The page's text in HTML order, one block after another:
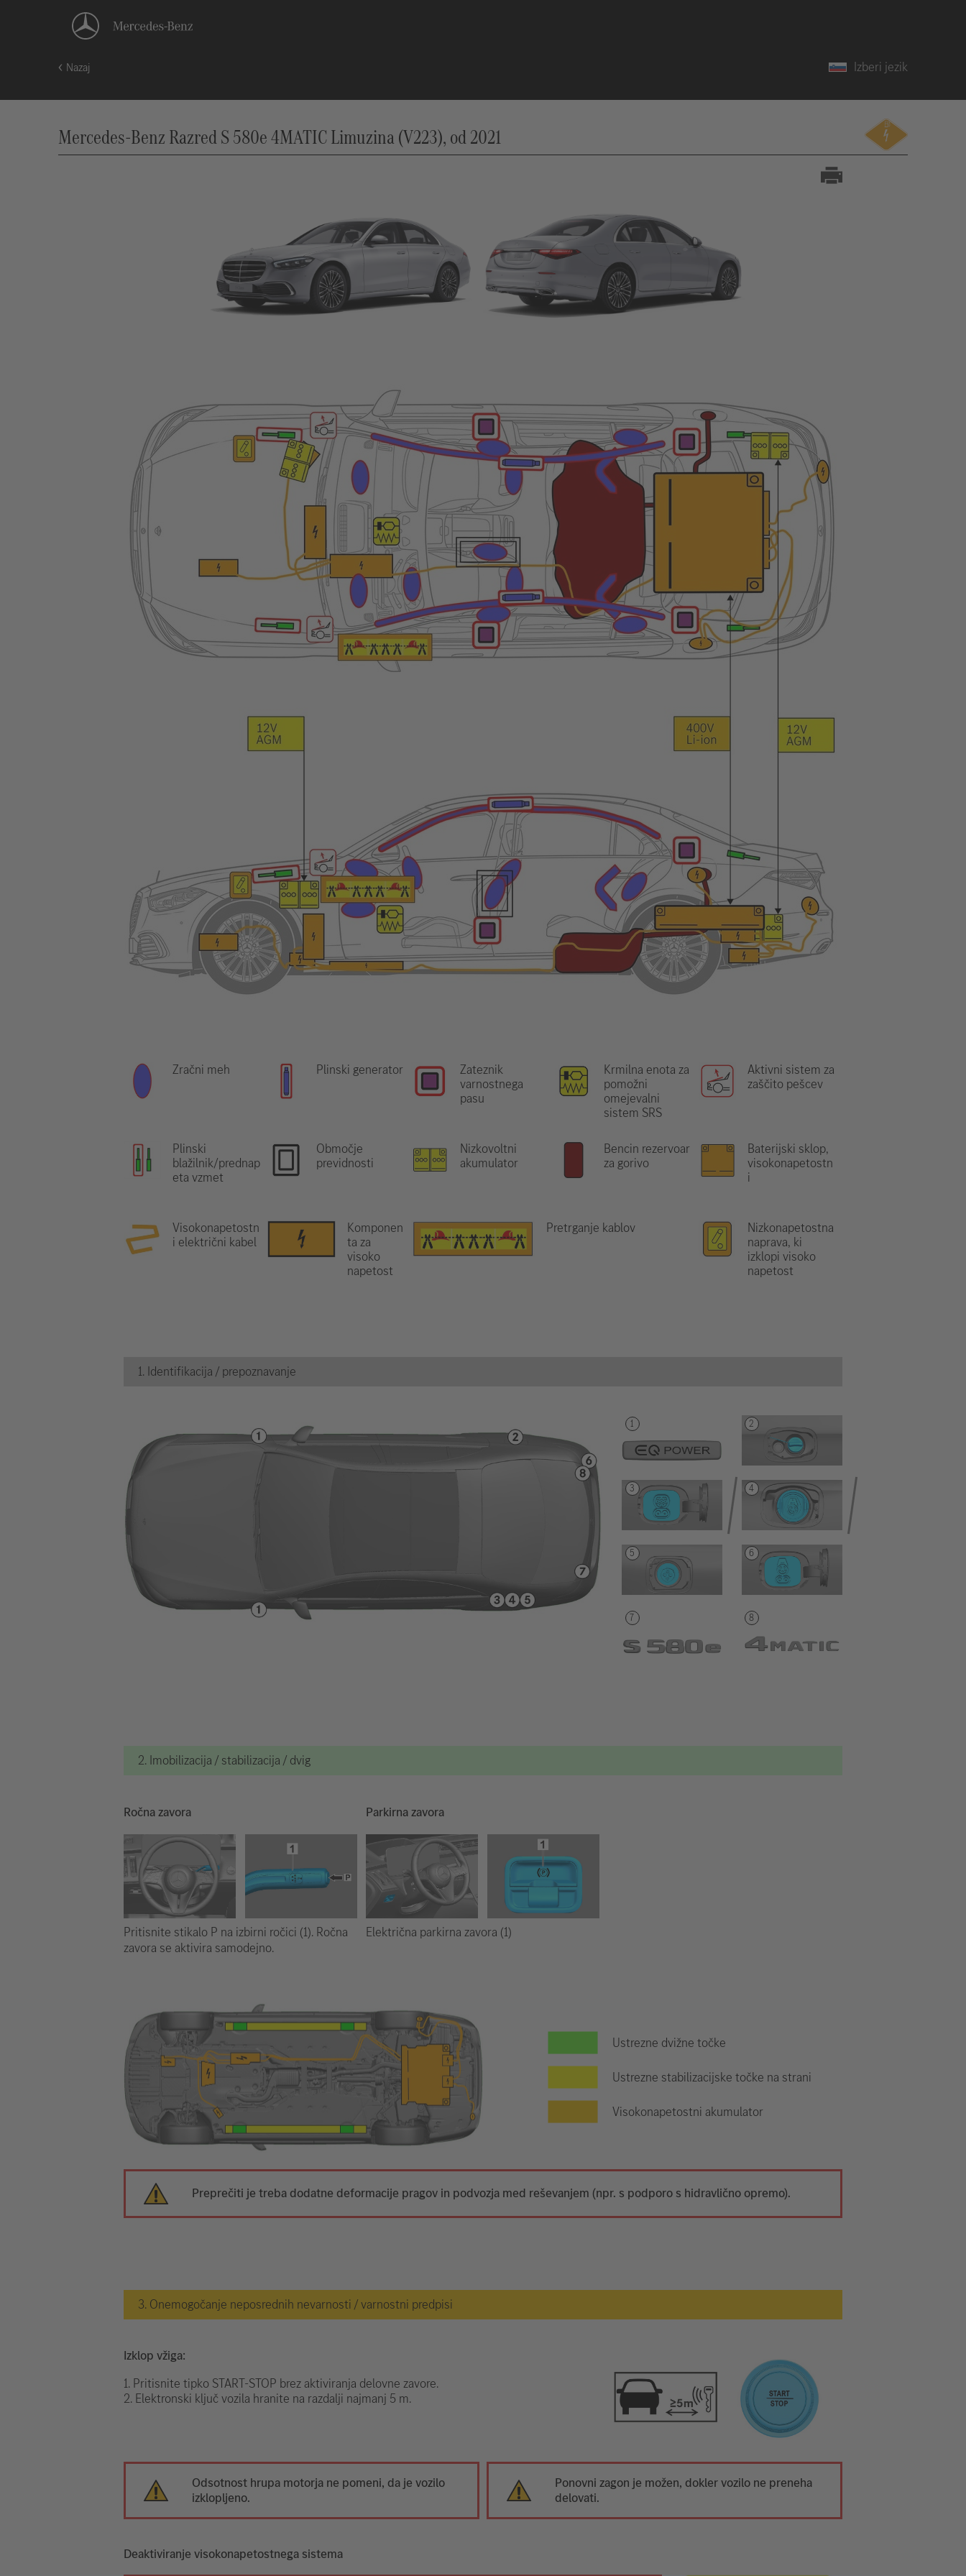
Nazaj Izberi jezik
Mercedes-Benz Razred S 580e 4MATIC Limuzina (V223), od 2021
Zračni meh Plinski generator
Zateznik
varnostnega
pasu
Krmilna enota za
pomožni
omejevalni
sistem SRS
Aktivni sistem za
zaščito pešcev
Plinski
blažilnik/prednap
eta vzmet
Območje
previdnosti
Nizkovoltni
akumulator
Bencin rezervoar
za gorivo
Baterijski sklop,
visokonapetostn
i
Visokonapetostn
i električni kabel
Komponen
ta za
visoko
napetost
Pretrganje kablov
Nizkonapetostna
naprava, ki
izklopi visoko
napetost
1. Identifikacija / prepoznavanje
2. Imobilizacija / stabilizacija / dvig
Ročna zavora
Pritisnite stikalo P na izbirni ročici (1). Ročna
zavora se aktivira samodejno.
Parkirna zavora
Električna parkirna zavora (1)
Ustrezne dvižne točke
Ustrezne stabilizacijske točke na strani
Visokonapetostni akumulator
Preprečiti je treba dodatne deformacije pragov in podvozja med reševanjem (npr. s podporo s hidravlično opremo).
3. Onemogočanje neposrednih nevarnosti / varnostni predpisi
Izklop vžiga:
1. Pritisnite tipko START-STOP brez aktiviranja delovne zavore.
2. Elektronski ključ vozila hranite na razdalji najmanj 5 m.
Odsotnost hrupa motorja ne pomeni, da je vozilo
izklopljeno.
Ponovni zagon je možen, dokler vozilo ne preneha
delovati.
Deaktiviranje visokonapetostnega sistema